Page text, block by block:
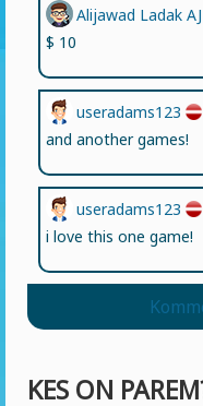
useradams123
i love this one game!
useradams123
and another games!
Alijawad Ladak AJ
$ 10
KES ON